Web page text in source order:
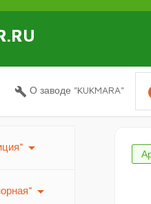
build О заводе "KUKMARA"
arrow_drop_down
arrow_drop_down